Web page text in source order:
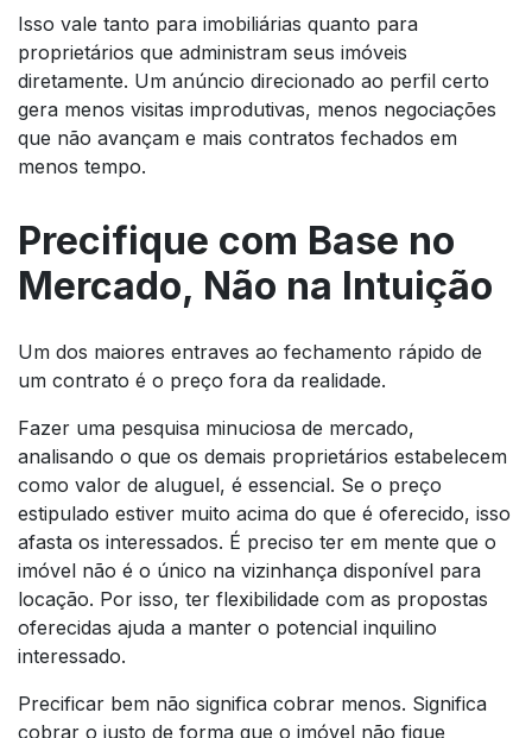
Isso vale tanto para imobiliárias quanto para
proprietários que administram seus imóveis
diretamente. Um anúncio direcionado ao perfil certo
gera menos visitas improdutivas, menos negociações
que não avançam e mais contratos fechados em
menos tempo.
Precifique com Base no
Mercado, Não na Intuição
Um dos maiores entraves ao fechamento rápido de
um contrato é o preço fora da realidade.
Fazer uma pesquisa minuciosa de mercado,
analisando o que os demais proprietários estabelecem
como valor de aluguel, é essencial. Se o preço
estipulado estiver muito acima do que é oferecido, isso
afasta os interessados. É preciso ter em mente que o
imóvel não é o único na vizinhança disponível para
locação. Por isso, ter flexibilidade com as propostas
oferecidas ajuda a manter o potencial inquilino
interessado.
Precificar bem não significa cobrar menos. Significa
cobrar o justo de forma que o imóvel não fique